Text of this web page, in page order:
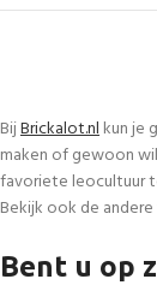
BijBrickalot.nlkun je
maken of gewoon
favoriete leocultuur
Bekijk ook de
Bent u op